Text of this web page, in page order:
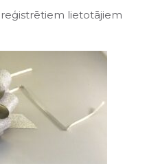
lietotājiem